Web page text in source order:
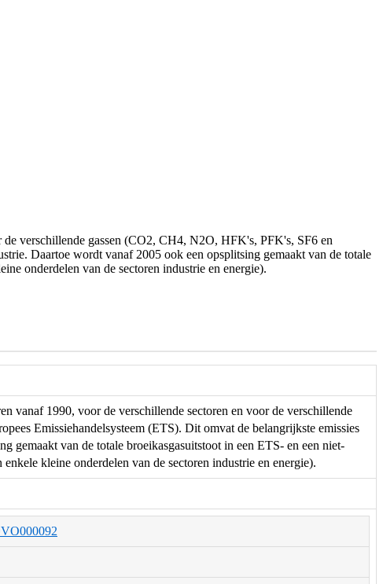
verschillende gassen (CO2, CH4, N2O, HFK's, PFK's, SF6 en
Daartoe wordt vanaf 2005 ook een opsplitsing gemaakt van de totale
onderdelen van de sectoren industrie en energie).
vanaf 1990, voor de verschillende sectoren en voor de verschillende
Emissiehandelsysteem (ETS). Dit omvat de belangrijkste emissies
gemaakt van de totale broeikasgasuitstoot in een ETS- en een niet-
kleine onderdelen van de sectoren industrie en energie).